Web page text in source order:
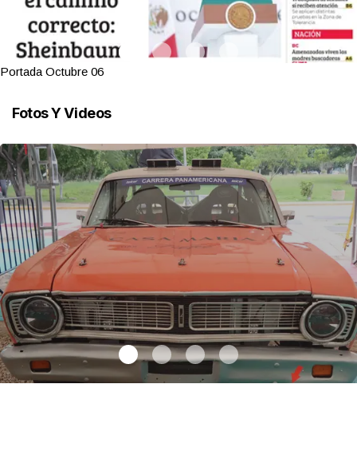
Portada Octubre 06
Fotos Y Videos